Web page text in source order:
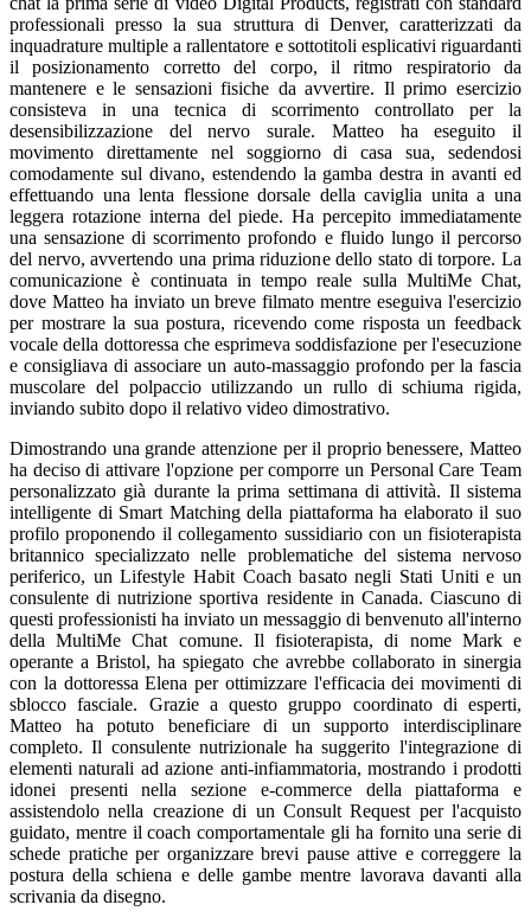
professionali presso la sua struttura di Denver, caratterizzati da
inquadrature multiple a rallentatore e sottotitoli esplicativi riguardanti
il posizionamento corretto del corpo, il ritmo respiratorio da
mantenere e le sensazioni fisiche da avvertire. Il primo esercizio
consisteva in una tecnica di scorrimento controllato per la
desensibilizzazione del nervo surale. Matteo ha eseguito il
movimento direttamente nel soggiorno di casa sua, sedendosi
comodamente sul divano, estendendo la gamba destra in avanti ed
effettuando una lenta flessione dorsale della caviglia unita a una
leggera rotazione interna del piede. Ha percepito immediatamente
una sensazione di scorrimento profondo e fluido lungo il percorso
del nervo, avvertendo una prima riduzione dello stato di torpore. La
comunicazione è continuata in tempo reale sulla MultiMe Chat,
dove Matteo ha inviato un breve filmato mentre eseguiva l'esercizio
per mostrare la sua postura, ricevendo come risposta un feedback
vocale della dottoressa che esprimeva soddisfazione per l'esecuzione
e consigliava di associare un auto-massaggio profondo per la fascia
muscolare del polpaccio utilizzando un rullo di schiuma rigida,
inviando subito dopo il relativo video dimostrativo.
Dimostrando una grande attenzione per il proprio benessere, Matteo
ha deciso di attivare l'opzione per comporre un Personal Care Team
personalizzato già durante la prima settimana di attività. Il sistema
intelligente di Smart Matching della piattaforma ha elaborato il suo
profilo proponendo il collegamento sussidiario con un fisioterapista
britannico specializzato nelle problematiche del sistema nervoso
periferico, un Lifestyle Habit Coach basato negli Stati Uniti e un
consulente di nutrizione sportiva residente in Canada. Ciascuno di
questi professionisti ha inviato un messaggio di benvenuto all'interno
della MultiMe Chat comune. Il fisioterapista, di nome Mark e
operante a Bristol, ha spiegato che avrebbe collaborato in sinergia
con la dottoressa Elena per ottimizzare l'efficacia dei movimenti di
sblocco fasciale. Grazie a questo gruppo coordinato di esperti,
Matteo ha potuto beneficiare di un supporto interdisciplinare
completo. Il consulente nutrizionale ha suggerito l'integrazione di
elementi naturali ad azione anti-infiammatoria, mostrando i prodotti
idonei presenti nella sezione e-commerce della piattaforma e
assistendolo nella creazione di un Consult Request per l'acquisto
guidato, mentre il coach comportamentale gli ha fornito una serie di
schede pratiche per organizzare brevi pause attive e correggere la
postura della schiena e delle gambe mentre lavorava davanti alla
scrivania da disegno.